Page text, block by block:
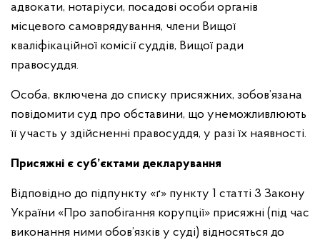
адвокати, нотаріуси, посадові особи органів
місцевого самоврядування, члени Вищої
кваліфікаційної комісії суддів, Вищої ради
правосуддя.
Особа, включена до списку присяжних, зобов’язана
повідомити суд про обставини, що унеможливлюють
її участь у здійсненні правосуддя, у разі їх наявності.
Присяжні є суб’єктами декларування
Відповідно до підпункту «ґ» пункту 1 статті 3 Закону
України «Про запобігання корупції» присяжні (під час
виконання ними обов’язків у суді) відносяться до